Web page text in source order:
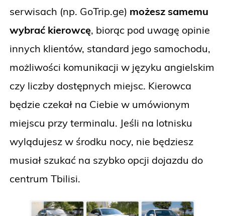
serwisach (np. GoTrip.ge) możesz samemu
wybrać kierowcę, biorąc pod uwagę opinie
innych klientów, standard jego samochodu,
możliwości komunikacji w języku angielskim
czy liczby dostępnych miejsc. Kierowca
będzie czekał na Ciebie w umówionym
miejscu przy terminalu. Jeśli na lotnisku
wylądujesz w środku nocy, nie będziesz
musiał szukać na szybko opcji dojazdu do
centrum Tbilisi.